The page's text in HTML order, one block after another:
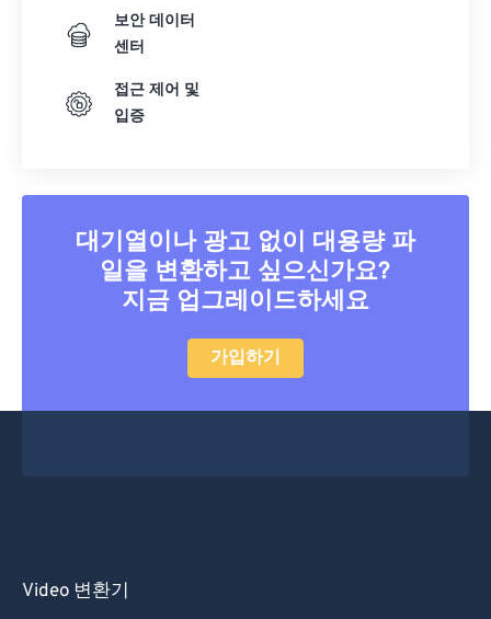
보안 데이터
센터
접근 제어 및
입증
대기열이나 광고 없이 대용량 파
일을 변환하고 싶으신가요?
지금 업그레이드하세요
가입하기
Video 변환기